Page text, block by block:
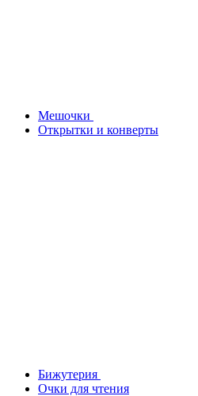
Мешочки
Открытки и конверты
Бижутерия
Очки для чтения